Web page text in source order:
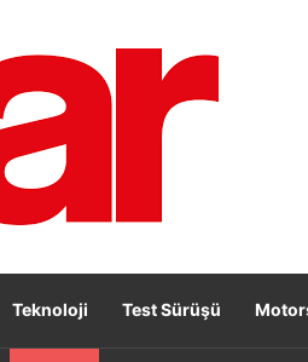
Teknoloji Test Sürüşü